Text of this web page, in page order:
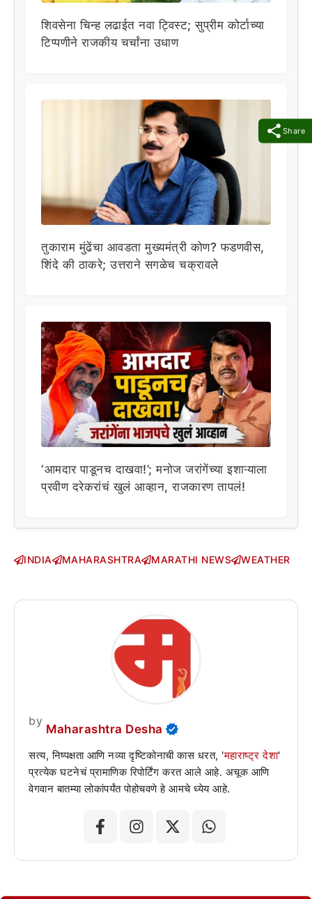
Share
शिवसेना चिन्ह लढाईत नवा ट्विस्ट; सुप्रीम कोर्टाच्या
टिप्पणीने राजकीय चर्चांना उधाण
तुकाराम मुंढेंचा आवडता मुख्यमंत्री कोण? फडणवीस,
शिंदे की ठाकरे; उत्तराने सगळेच चक्रावले
‘आमदार पाडूनच दाखवा!’; मनोज जरांगेंच्या इशाऱ्याला
प्रवीण दरेकरांचं खुलं आव्हान, राजकारण तापलं!
INDIA MAHARASHTRA MARATHI NEWS WEATHER
by
Maharashtra Desha
सत्य, निष्पक्षता आणि नव्या दृष्टिकोनाची कास धरत, 'महाराष्ट्र देशा'
प्रत्येक घटनेचं प्रामाणिक रिपोर्टिंग करत आले आहे. अचूक आणि
वेगवान बातम्या लोकांपर्यंत पोहोचवणे हे आमचे ध्येय आहे.